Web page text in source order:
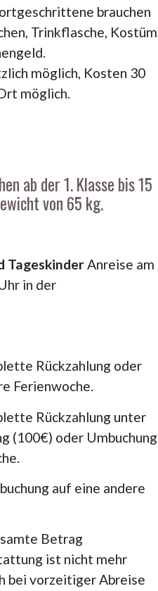
brauchen
Trinkflasche, Kostüm
möglich, Kosten 30
möglich.
ab der 1. Klasse bis 15
von 65 kg.
TageskinderAnreise am
in der
Rückzahlung oder
Ferienwoche.
Rückzahlung unter
(100€) oder Umbuchung
auf eine andere
Betrag
ist nicht mehr
bei vorzeitiger Abreise